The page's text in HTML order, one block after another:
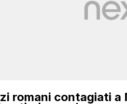
romani contagiati